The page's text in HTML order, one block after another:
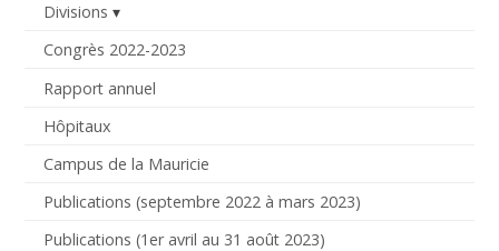
Divisions
Congrès 2022-2023
Rapport annuel
Hôpitaux
Campus de la Mauricie
Publications (septembre 2022 à mars 2023)
Publications (1er avril au 31 août 2023)